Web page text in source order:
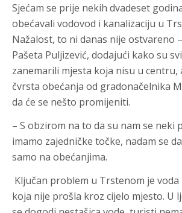
Sjećam se prije nekih dvadeset
obećavali vodovod i kanalizaciju u
Nažalost, to ni danas nije ostvareno
Pašeta Puljizević, dodajući kako su
zanemarili mjesta koja nisu u centru,
čvrsta obećanja od gradonačelnika
da će se nešto promijeniti.
– S obzirom na to da su nam se neki
imamo zajedničke točke, nadam se
samo na obećanjima.
Ključan problem u Trstenom je voda
koja nije prošla kroz cijelo mjesto. U